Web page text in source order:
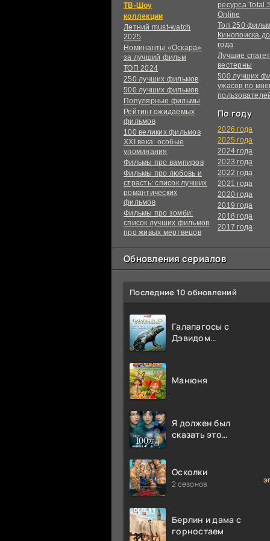
ТВ-Шоу
коллекции
Летний must-watch
2025
Номинанты «Оскара»
за лучший фильм
ТОП 2024
250 лучших фильмов
500 лучших фильмов
Популярные фильмы
Рейтинг ожидаемых
фильмов
100 великих фильмов
XXI века: особые
упоминания
Фильмы про вампиров
Фильмы про любовь и
страсть: список лучших
романтических
фильмов
Фильмы про зомби:
список лучших фильмов
про живых мертвецов
ресурса Total
Online
Топ 250
Кинопоиска
года
Лучшие
вестерны
500 лучших
ужасов по
По году
2026 года
2025 года
2024 года
2023 года
2022 года
2021 года
2020 года
2019 года
2018 года
2017 года
Обновления сериалов
Последние 10 обновлений
Галапагосы с
Дэвидом
Манюня
Я должен был
сказать это
Осколки
2 сезонов
Берлин и дама с
горностаем